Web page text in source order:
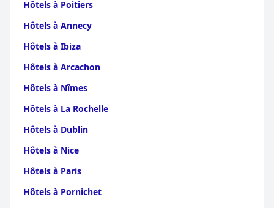
Hôtels à Poitiers
Hôtels à Annecy
Hôtels à Ibiza
Hôtels à Arcachon
Hôtels à Nîmes
Hôtels à La Rochelle
Hôtels à Dublin
Hôtels à Nice
Hôtels à Paris
Hôtels à Pornichet